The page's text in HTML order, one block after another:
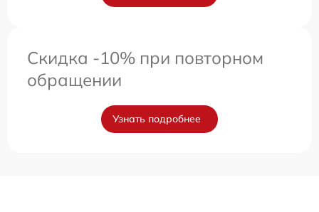
Скидка -10% при повторном
обращении
Узнать подробнее